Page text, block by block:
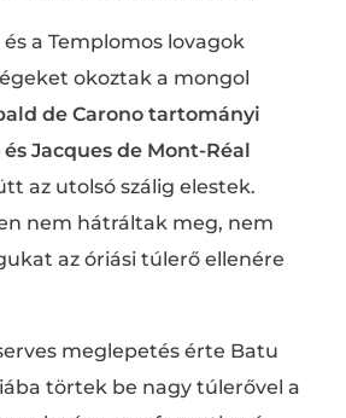
a Templomos lovagok
okoztak a mongol
de Carono tartományi
Jacques de Mont-Réal
az utolsó szálig elestek.
nem hátráltak meg, nem
az óriási túlerő ellenére
meglepetés érte Batu
törtek be nagy túlerővel a